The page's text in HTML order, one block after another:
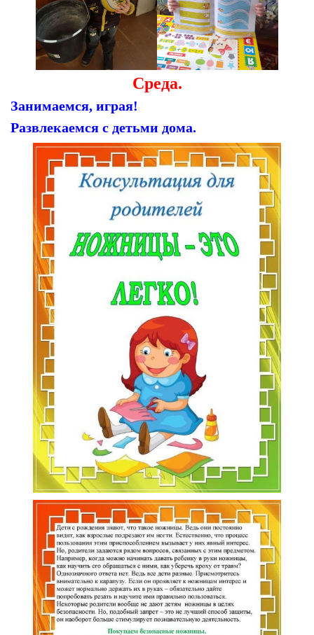
Среда.
Занимаемся, играя!
Развлекаемся с детьми дома.